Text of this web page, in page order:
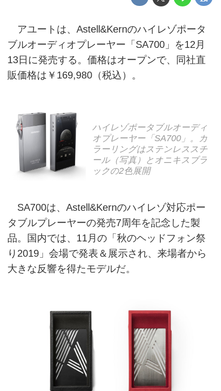
アユートは、Astell&Kernのハイレゾポータ
ブルオーディオプレーヤー「SA700」を12月
13日に発売する。価格はオープンで、同社直
販価格は￥169,980（税込）。
ハイレゾポータブルオーディ
オプレーヤー「SA700」。カ
ラーリングはステンレススチ
ール（写真）とオニキスブラ
ックの2色展開
SA700は、Astell&Kernのハイレゾ対応ポー
タブルプレーヤーの発売7周年を記念した製
品。国内では、11月の「秋のヘッドフォン祭
り2019」会場で発表＆展示され、来場者から
大きな反響を得たモデルだ。